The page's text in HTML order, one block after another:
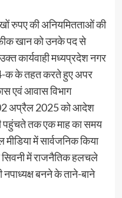
रुपए की अनियमितताओं की
खान को उनके पद से
कार्यवाही मध्यप्रदेश नगर
4-क के तहत करते हुए अपर
एवं आवास विभाग
अप्रैल 2025 को आदेश
पहुंचते तक एक माह का समय
में सार्वजनिक किया
में राजनैतिक हलचले
बनने के ताने-बाने